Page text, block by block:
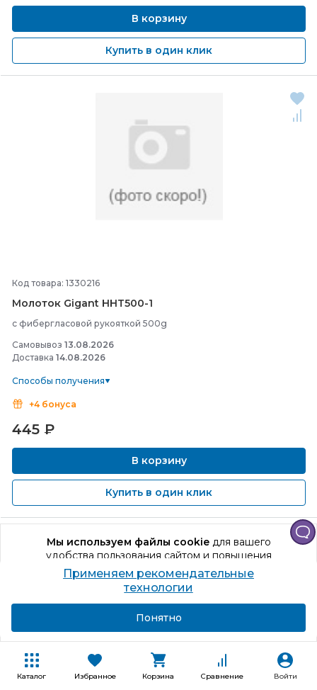
Каталог Избранное Корзина Сравнение Войти
Мы используем файлы cookieдля вашего
удобства пользования сайтом и повышения
качества рекомендаций.
Продолжая использование сайта, вы даете
согласие на обработку персональных данных
В корзину
Купить в один клик
Код товара: 1330216
Молоток Gigant HHT500-1
с фибергласовой рукояткой 500g
Самовывоз 13.08.2026
Доставка 14.08.2026
Способы получения
+4 бонуса
445 ₽
В корзину
Купить в один клик
Применяем рекомендательные
технологии
Понятно